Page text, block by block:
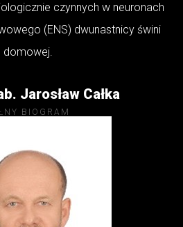
czynnych w neuronach
(ENS) dwunastnicy świni
domowej.
Jarosław Całka
BIOGRAM